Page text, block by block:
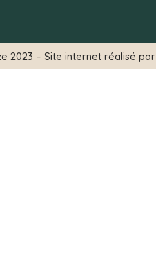
2023 – Site internet réalisé par